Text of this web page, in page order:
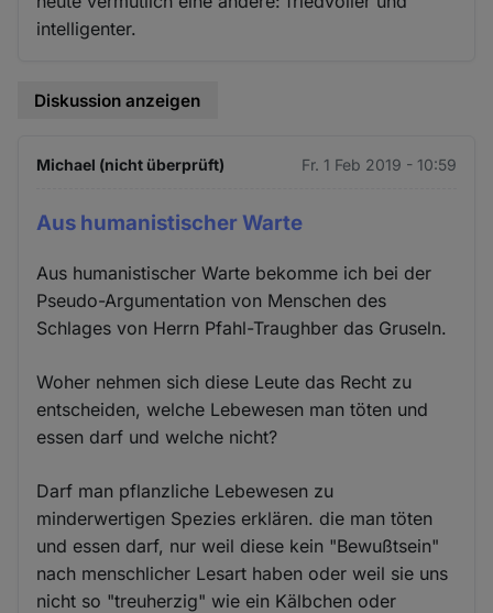
intelligenter.
Diskussion anzeigen
Michael (nicht überprüft) Fr. 1 Feb 2019 - 10:59
Aus humanistischer Warte
Aus humanistischer Warte bekomme ich bei der
Pseudo-Argumentation von Menschen des
Schlages von Herrn Pfahl-Traughber das Gruseln.
Woher nehmen sich diese Leute das Recht zu
entscheiden, welche Lebewesen man töten und
essen darf und welche nicht?
Darf man pflanzliche Lebewesen zu
minderwertigen Spezies erklären. die man töten
und essen darf, nur weil diese kein "Bewußtsein"
nach menschlicher Lesart haben oder weil sie uns
nicht so "treuherzig" wie ein Kälbchen oder